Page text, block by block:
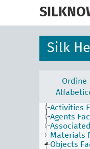
Silk
Ordine
Activities
Agents
Materials
Objects